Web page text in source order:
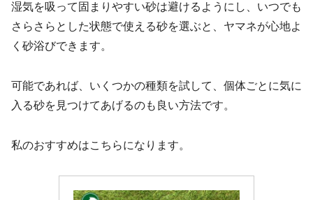
湿気を吸って固まりやすい砂は避けるようにし、いつでも
さらさらとした状態で使える砂を選ぶと、ヤマネが心地よ
く砂浴びできます。
可能であれば、いくつかの種類を試して、個体ごとに気に
入る砂を見つけてあげるのも良い方法です。
私のおすすめはこちらになります。